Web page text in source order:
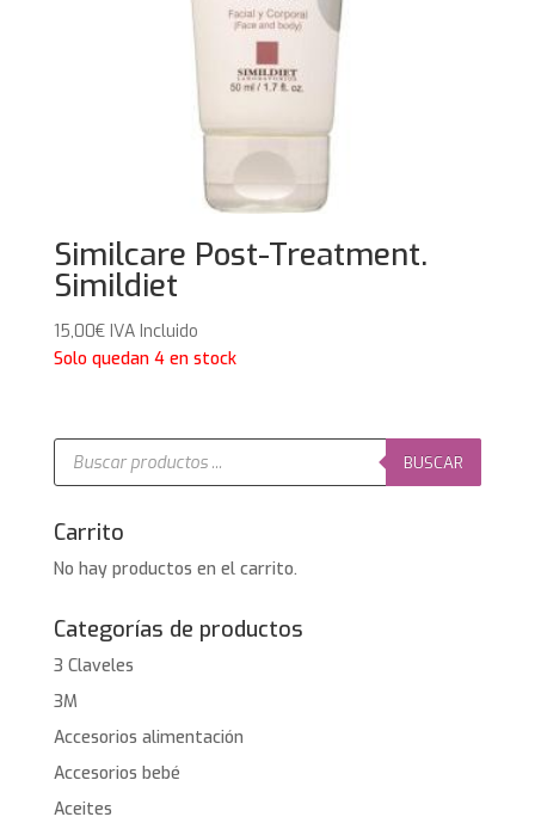
Similcare Post-Treatment.
Simildiet
15,00€ IVA Incluido
Solo quedan 4 en stock
Búsqueda
productos
BUSCAR
Carrito
No hay productos en el carrito.
Categorías de productos
3 Claveles
3M
Accesorios alimentación
Accesorios bebé
Aceites